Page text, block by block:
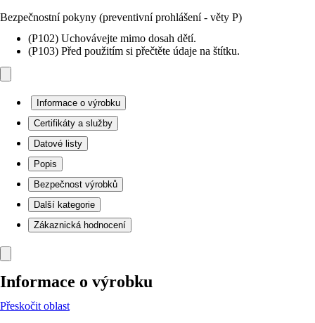
Bezpečnostní pokyny (preventivní prohlášení - věty P)
(P102) Uchovávejte mimo dosah dětí.
(P103) Před použitím si přečtěte údaje na štítku.
Informace o výrobku
Certifikáty a služby
Datové listy
Popis
Bezpečnost výrobků
Další kategorie
Zákaznická hodnocení
Informace o výrobku
Přeskočit oblast